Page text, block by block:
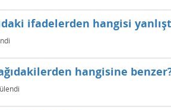
ifadelerden hangisi
hangisine